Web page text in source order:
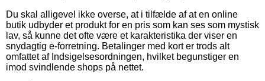
Du skal alligevel ikke overse, at i tilfælde af at en online
butik udbyder et produkt for en pris som kan ses som mystisk
lav, så kunne det ofte være et karakteristika der viser en
snydagtig e-forretning. Betalinger med kort er trods alt
omfattet af Indsigelsesordningen, hvilket begunstiger en
imod svindlende shops på nettet.